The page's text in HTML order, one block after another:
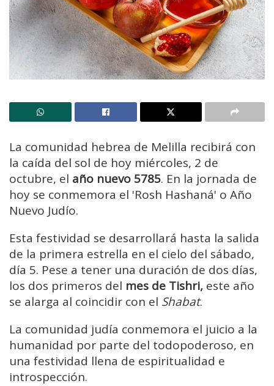
La comunidad hebrea de Melilla recibirá con
la caída del sol de hoy miércoles, 2 de
octubre, el año nuevo 5785. En la jornada de
hoy se conmemora el 'Rosh Hashaná' o Año
Nuevo Judío.
Esta festividad se desarrollará hasta la salida
de la primera estrella en el cielo del sábado,
día 5. Pese a tener una duración de dos días,
los dos primeros del mes de Tishri, este año
se alarga al coincidir con el Shabat.
La comunidad judía conmemora el juicio a la
humanidad por parte del todopoderoso, en
una festividad llena de espiritualidad e
introspección.